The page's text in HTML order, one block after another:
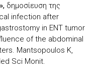
δημοσίευση της
infection after
in ENT tumor
of the abdominal
Mantsopoulos K,
Sci Monit.